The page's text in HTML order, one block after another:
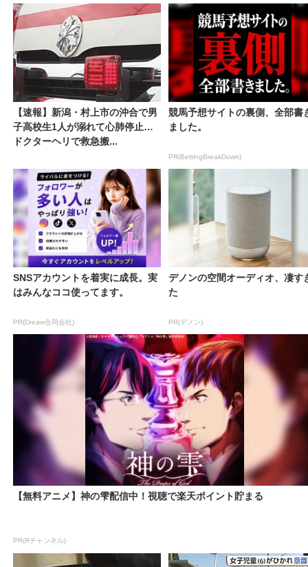
【速報】新潟・村上市の沖合で男
子高校生1人が溺れて心肺停止
ドクターヘリで救急搬...
競馬予想サイトの裏側、全部書
ました。
PR(BettingBreakDown)
SNSアカウントを着実に成長。実
はみんなココ使ってます。
PR(Dreaw合同会社)
デノンの空間オーディオ、凄す
た
PR(デノン)
【無料アニメ】神の雫配信中！視聴で楽天ポイント貯まる
PR(Rチャンネル)